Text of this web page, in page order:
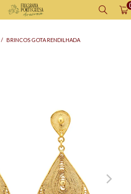
/ BRINCOS GOTA RENDILHADA